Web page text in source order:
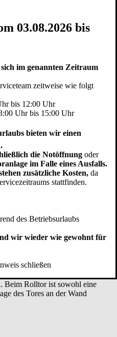
Gerzen| Garagentor Vergleich
Vergleich 84168 Aham|
Typen
in der Garage
Gangkofen
eingebaut werden. Je nach
der Öffnung (hinter der
der Leibung),
(fassadenbündiges Garagentor)
montieren.
und an der Seite
Die Torzarge ist hier
Sektionaltor und
ist das Tor in der Öffnung
Bei dieser Garagentoreinbau
lässt sich sowohl
Beim Rolltor ist sowohl eine
des Tores an der Wand
03.08.2026 bis
im genannten Zeitraum
zeitweise wie folgt
bis 12:00 Uhr
Uhr bis 15:00 Uhr
bieten wir einen
die Notöffnung oder
im Falle eines Ausfalls.
zusätzliche Kosten, da
stattfinden.
des Betriebsurlaubs
wir wieder wie gewohnt für
schließen